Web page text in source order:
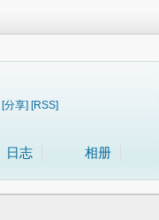
[分享] [RSS]
日志 相册